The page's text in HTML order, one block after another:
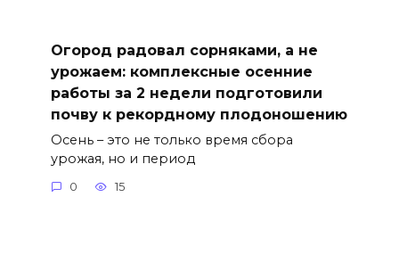
Огород радовал сорняками, а не
урожаем: комплексные осенние
работы за 2 недели подготовили
почву к рекордному плодоношению
Осень – это не только время сбора
урожая, но и период
0 15